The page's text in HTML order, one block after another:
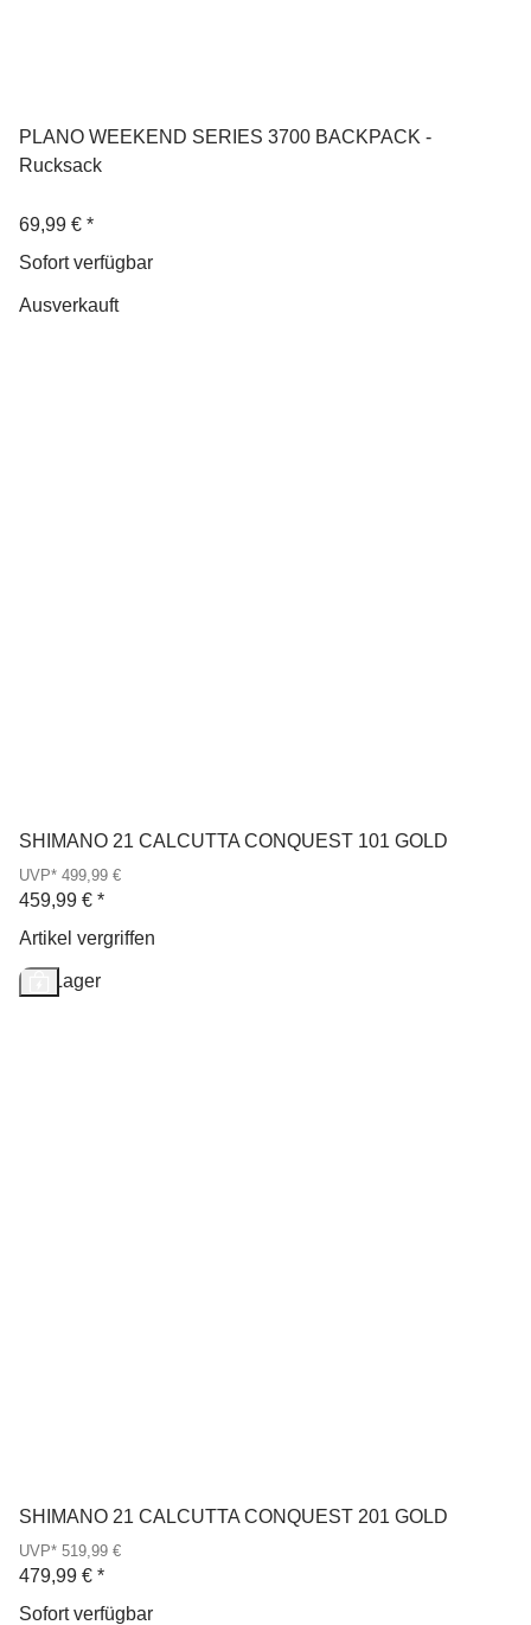
PLANO WEEKEND SERIES 3700 BACKPACK -
Rucksack
69,99 € *
Sofort verfügbar
Ausverkauft
SHIMANO 21 CALCUTTA CONQUEST 101 GOLD
UVP* 499,99 €
459,99 € *
Artikel vergriffen
Auf Lager
SHIMANO 21 CALCUTTA CONQUEST 201 GOLD
UVP* 519,99 €
479,99 € *
Sofort verfügbar